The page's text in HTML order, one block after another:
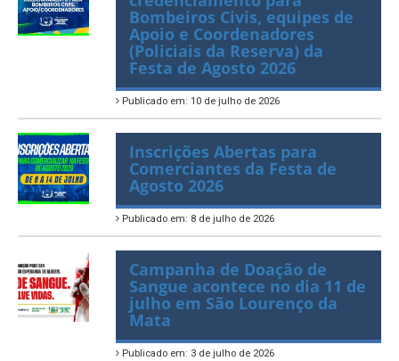
Prefeitura abre
credenciamento para
Bombeiros Civis, equipes de
Apoio e Coordenadores
(Policiais da Reserva) da
Festa de Agosto 2026
Inscrições Abertas para
Comerciantes da Festa de
Agosto 2026
Campanha de Doação de
Sangue acontece no dia 11 de
julho em São Lourenço da
Mata